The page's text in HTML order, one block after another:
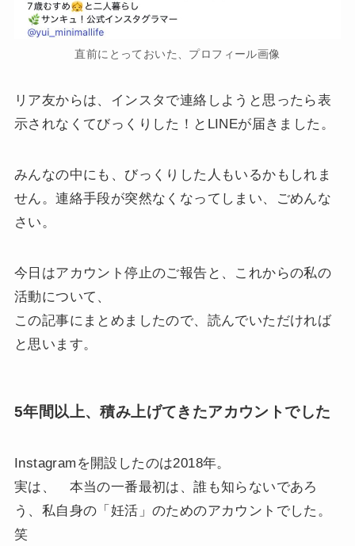
直前にとっておいた、プロフィール画像
リア友からは、インスタで連絡しようと思ったら表
示されなくてびっくりした！とLINEが届きました。
みんなの中にも、びっくりした人もいるかもしれま
せん。連絡手段が突然なくなってしまい、ごめんな
さい。
今日はアカウント停止のご報告と、これからの私の
活動について、
この記事にまとめましたので、読んでいただければ
と思います。
5年間以上、積み上げてきたアカウントでした
Instagramを開設したのは2018年。
実は、 本当の一番最初は、誰も知らないであろ
う、私自身の「妊活」のためのアカウントでした。
笑